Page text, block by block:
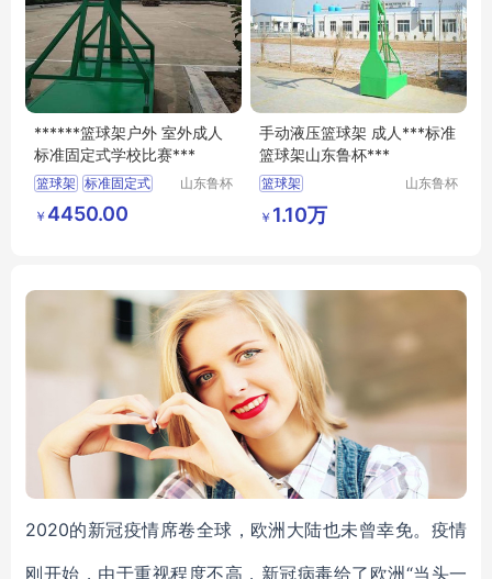
******篮球架户外 室外成人
标准固定式学校比赛***
篮球架 标准固定式
室外篮球架
山东鲁杯
￥ 4450.00
手动液压篮球架 成人***标准
篮球架山东鲁杯***
篮球架
手动液压篮球架
山东鲁杯
￥ 1.10万
2020的新冠疫情席卷全球，欧洲大陆也未曾幸免。疫情
刚开始，由于重视程度不高，新冠病毒给了欧洲“当头一